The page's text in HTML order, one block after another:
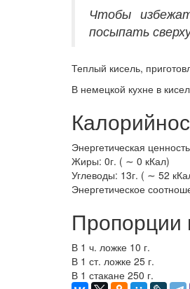
Чтобы
посыпать
Теплый кисель,
В немецкой кухне в
Энергетическая
Жиры: 0г. ( ∼ 0 кКал)
Углеводы: 13г. ( ∼ 52
Энергетическое
Пропорции
В 1 ч. ложке 10 г.
В 1 ст. ложке 25 г.
В 1 стакане 250 г.